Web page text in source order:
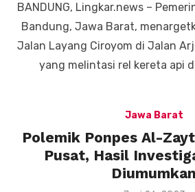
BANDUNG, Lingkar.news –
Bandung, Jawa Barat,
Jalan Layang Ciroyom di Jalan
yang melintasi rel kereta api
Jawa Barat
Polemik Ponpes Al-
Pusat, Hasil
Diumumkan